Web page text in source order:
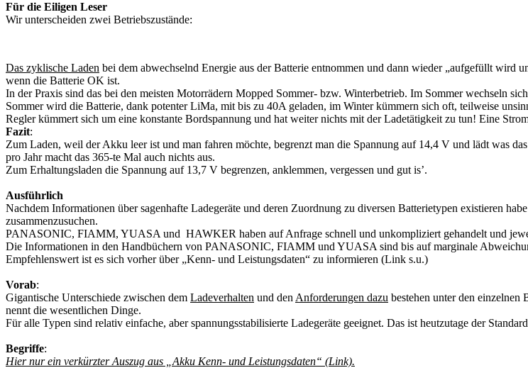
Für die Eiligen Leser
Wir unterscheiden zwei Betriebszustände:
Das zyklische Laden bei dem abwechselnd Energie aus der Batterie entnommen und dann wieder „aufgefüllt wird
wenn die Batterie OK ist.
In der Praxis sind das bei den meisten Motorrädern Mopped Sommer- bzw. Winterbetrieb. Im Sommer wechseln
Sommer wird die Batterie, dank potenter LiMa, mit bis zu 40A geladen, im Winter kümmern sich oft, teilweise
Regler kümmert sich um eine konstante Bordspannung und hat weiter nichts mit der Ladetätigkeit zu tun! Eine
Fazit:
Zum Laden, weil der Akku leer ist und man fahren möchte, begrenzt man die Spannung auf 14,4 V und lädt was
pro Jahr macht das 365-te Mal auch nichts aus.
Zum Erhaltungsladen die Spannung auf 13,7 V begrenzen, anklemmen, vergessen und gut is’.
Ausführlich
Nachdem Informationen über sagenhafte Ladegeräte und deren Zuordnung zu diversen Batterietypen existieren
zusammenzusuchen.
PANASONIC, FIAMM, YUASA und HAWKER haben auf Anfrage schnell und unkompliziert gehandelt und
Die Informationen in den Handbüchern von PANASONIC, FIAMM und YUASA sind bis auf marginale
Empfehlenswert ist es sich vorher über „Kenn- und Leistungsdaten“ zu informieren (Link s.u.)
Vorab:
Gigantische Unterschiede zwischen dem Ladeverhalten und den Anforderungen dazu bestehen unter den
nennt die wesentlichen Dinge.
Für alle Typen sind relativ einfache, aber spannungsstabilisierte Ladegeräte geeignet. Das ist heutzutage der
Begriffe:
Hier nur ein verkürzter Auszug aus „Akku Kenn- und Leistungsdaten“ (Link).